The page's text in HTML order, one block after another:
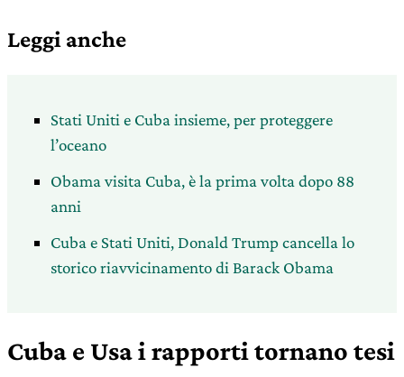
Leggi anche
Stati Uniti e Cuba insieme, per proteggere
l’oceano
Obama visita Cuba, è la prima volta dopo 88
anni
Cuba e Stati Uniti, Donald Trump cancella lo
storico riavvicinamento di Barack Obama
Cuba e Usa i rapporti tornano tesi